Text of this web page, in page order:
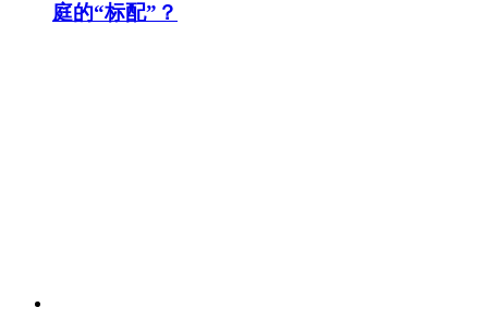
庭的“标配”？